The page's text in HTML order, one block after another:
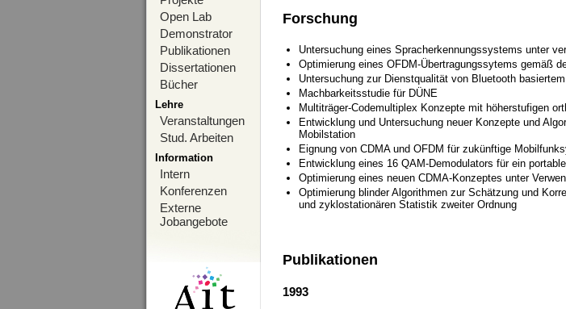
Open Lab
Demonstrator
Publikationen
Dissertationen
Bücher
Lehre
Veranstaltungen
Stud. Arbeiten
Information
Intern
Konferenzen
Externe
Jobangebote
Forschung
Untersuchung eines Spracherkennungssystems unter
Optimierung eines OFDM-Übertragungssytems gemäß
Untersuchung zur Dienstqualität von Bluetooth
Machbarkeitsstudie für DÜNE
Multiträger-Codemultiplex Konzepte mit höherstufigen
Entwicklung und Untersuchung neuer Konzepte und
Mobilstation
Eignung von CDMA und OFDM für zukünftige
Entwicklung eines 16 QAM-Demodulators für ein
Optimierung eines neuen CDMA-Konzeptes unter
Optimierung blinder Algorithmen zur Schätzung und
und zyklostationären Statistik zweiter Ordnung
Publikationen
1993